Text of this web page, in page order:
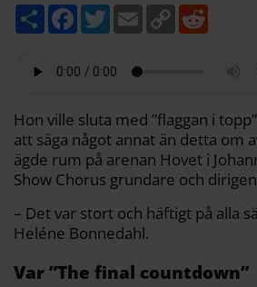
D
e
F
b
k
T
w
t
E
m
C
o
k
Hon ville sluta med ”flaggan i
att säga något annat än detta om
ägde rum på arenan Hovet i
Show Chorus grundare och
– Det var stort och häftigt på alla
Heléne Bonnedahl.
Var ”The final countdown”